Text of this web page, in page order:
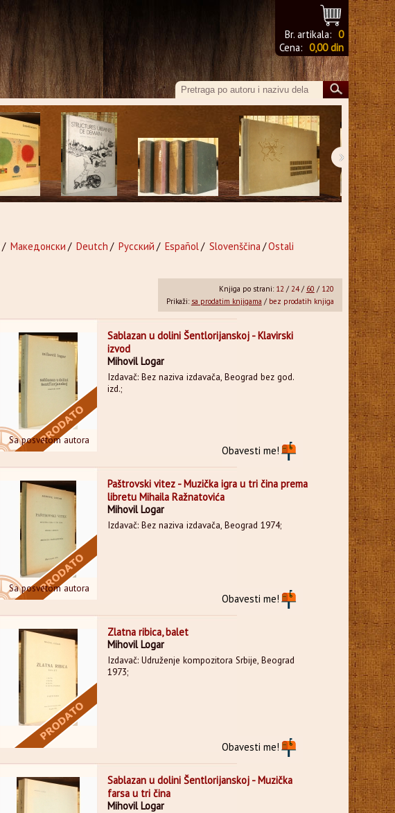
Br. artikala: 0
Cena: 0,00 din
›
/ Македонски / Deutch / Русский / Español/ Slovenščina /Ostali
Knjiga po strani: 12 / 24/ 60 / 120
Prikaži: sa prodatim knjigama / bez prodatih knjiga
Sablazan u dolini Šentlorijanskoj - Klavirski
izvod
Mihovil Logar
Sa posvetom autora
Izdavač: Bez naziva izdavača, Beograd bez god.
izd.;
Obavesti me!
Paštrovski vitez - Muzička igra u tri čina prema
libretu Mihaila Ražnatovića
Mihovil Logar
Sa posvetom autora
Izdavač: Bez naziva izdavača, Beograd 1974;
Obavesti me!
Zlatna ribica, balet
Mihovil Logar
Izdavač: Udruženje kompozitora Srbije, Beograd
1973;
Obavesti me!
Sablazan u dolini Šentlorijanskoj - Muzička
farsa u tri čina
Mihovil Logar